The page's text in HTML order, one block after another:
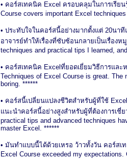
• คอร์สเทคนิค Excel ครอบคลุมในการเรีย
Course covers important Excel
• ประทับใจในคอร์สนี้อย่างมากตั้งแต่ 20นา
อาจารย์ทำให้เรื่องที่ซับซ้อนกลายเป็นเรื่องห
techniques and practical tips I learned,
• คอร์สเทคนิค Excelที่ยอดเยี่ยมวิธีการและ
Techniques of Excel Course is great. The
boring. ******
• คอร์สนี้เปลี่ยนแปลงชีวิตสำหรับผู้ที่ใช้
แนะนำคอร์สนี้อย่างสูงสำหรับผู้ที่ต้องการเชี่ย
practical tips and advanced techniques
master Excel. ******
• มันทำแบบนี้ได้ด้วยเหรอ ว้าวทั้งวัน คอร์สเ
Excel Course exceeded my expectations.